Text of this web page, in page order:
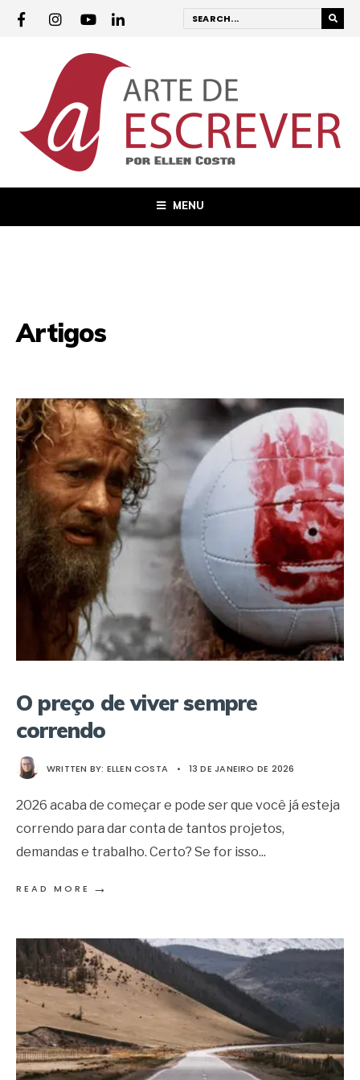
MENU
Artigos
O preço de viver sempre
correndo
WRITTEN BY: ELLEN COSTA • 13 DE JANEIRO DE 2026
2026 acaba de começar e pode ser que você já esteja
correndo para dar conta de tantos projetos,
demandas e trabalho. Certo? Se for isso...
READ MORE →